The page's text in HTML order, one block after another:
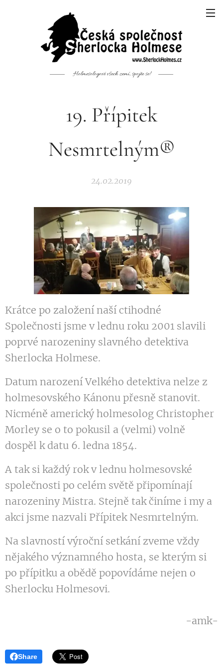
Holmesologové všech zemí, spojte se!
19. Přípitek
Nesmrtelným®
24.02.2019
Krátce po založení naší ctihodné
Společnosti jsme v lednu roku 2001 slavili
poprvé narozeniny slavného detektiva
Sherlocka Holmese.
Datum narození Velkého detektiva nelze z
holmesovského Kánonu přesně stanovit.
Nicméně americký holmesolog Christopher
Morley se o to pokusil a (velmi) volně
dospěl k datu 6. ledna 1854.
A tak si každý rok v lednu holmesovské
společnosti po celém světě připomínají
narozeniny Mistra. Stejně tak činíme i my a
akci jsme nazvali Přípitek Nesmrtelným.
Na slavností výroční setkání zveme vždy
nějakého významného hosta, se kterým si
po přípitku a obědě popovídáme nejen o
Sherlocku Holmesovi.
-amk-
Share